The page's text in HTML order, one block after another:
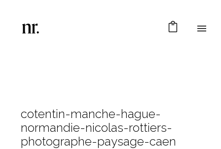
cotentin-manche-hague-
normandie-nicolas-rottiers-
photographe-paysage-caen